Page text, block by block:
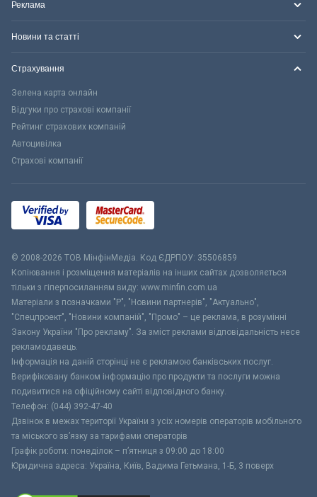
Реклама
Новини та статті
Страхування
Зелена карта онлайн
Відгуки про страхові компанії
Рейтинг страхових компаній
Автоцивілка
Страхові компанії
© 2008-2026 ТОВ МiнфiнМедiа. Код ЄДРПОУ: 35506859
Копіювання і розміщення матеріалів на інших сайтах дозволяється
тільки з гіперпосиланням виду: www.minfin.com.ua
Матеріали з позначками "Р", "Новини партнерів", "Актуально",
"Спецпроект", "Новини компаній", "Промо" – це реклама, в розумінні
Закону України "Про рекламу". За зміст реклами відповідальність несе
рекламодавець.
Інформація на даній сторінці не є рекламою банківських послуг.
Верифіковану банком інформацію про продукти та послуги можна
подивитися на офіційному сайті відповідного банку.
Телефон: (044) 392-47-40
Дзвінок в межах території України з усіх номерів операторів мобільного
та міського зв’язку за тарифами операторів
Графік роботи: понеділок – п’ятниця з 09:00 до 18:00
Юридична адреса: Україна, Київ, Вадима Гетьмана, 1-Б, 3 поверх